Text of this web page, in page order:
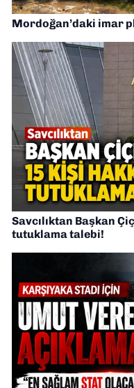
Mordoğan’daki imar
Savcılıktan Başkan
tutuklama talebi!